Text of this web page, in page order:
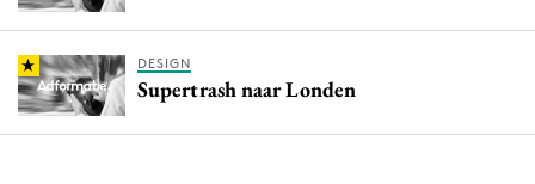
DESIGN
Supertrash naar Londen